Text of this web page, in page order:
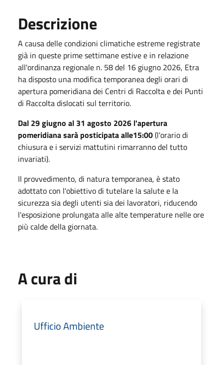
Descrizione
A causa delle condizioni climatiche estreme registrate
già in queste prime settimane estive e in relazione
all'ordinanza regionale n. 58 del 16 giugno 2026, Etra
ha disposto una modifica temporanea degli orari di
apertura pomeridiana dei Centri di Raccolta e dei Punti
di Raccolta dislocati sul territorio.
Dal 29 giugno al 31 agosto 2026 l'apertura
pomeridiana sarà posticipata alle15:00(l'orario di
chiusura e i servizi mattutini rimarranno del tutto
invariati).
Il provvedimento, di natura temporanea, è stato
adottato con l'obiettivo di tutelare la salute e la
sicurezza sia degli utenti sia dei lavoratori, riducendo
l'esposizione prolungata alle alte temperature nelle ore
più calde della giornata.
A cura di
Ufficio Ambiente